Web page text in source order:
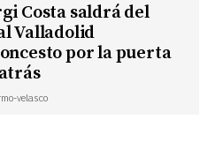
Costa saldrá del
Valladolid
por la puerta
velasco